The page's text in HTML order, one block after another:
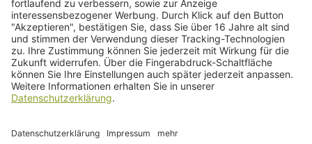
Wir verwenden einen Service eines
Drittanbieters, um Karteninhalte
einzubetten. Dieser Service kann Daten
zu Ihren Aktivitäten sammeln. Bitte lesen
Sie die Details durch und stimmen Sie
der Nutzung des Service zu, um diese
Mehr Informationen